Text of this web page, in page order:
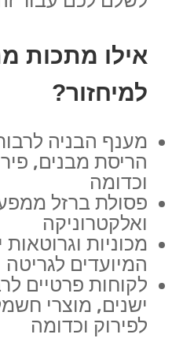
אילו מתכות
למיחזור?
מענף הבניה
הריסת מבנים,
וכדומה
פסולת ברזל
ואלקטרוניקה
מכוניות וגרוטאות
המיועדים לגריטה
לקוחות פרטיים
ישנים, מוצרי
לפירוק וכדומה